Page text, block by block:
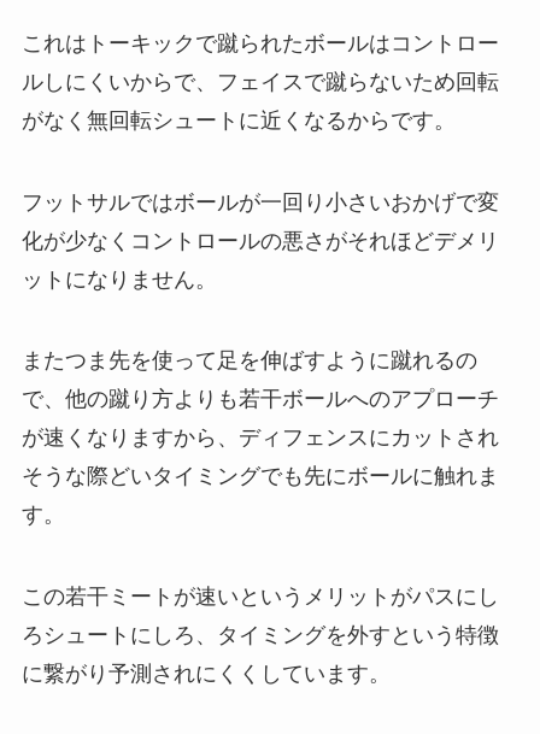
これはトーキックで蹴られたボールはコントロー
ルしにくいからで、フェイスで蹴らないため回転
がなく無回転シュートに近くなるからです。
フットサルではボールが一回り小さいおかげで変
化が少なくコントロールの悪さがそれほどデメリ
ットになりません。
またつま先を使って足を伸ばすように蹴れるの
で、他の蹴り方よりも若干ボールへのアプローチ
が速くなりますから、ディフェンスにカットされ
そうな際どいタイミングでも先にボールに触れま
す。
この若干ミートが速いというメリットがパスにし
ろシュートにしろ、タイミングを外すという特徴
に繋がり予測されにくくしています。